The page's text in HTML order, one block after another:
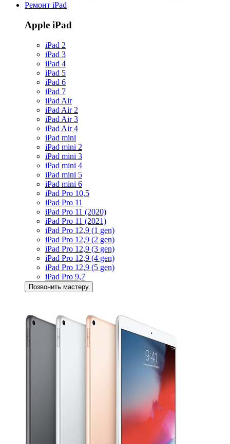
Ремонт iPad
Apple iPad
iPad 2
iPad 3
iPad 4
iPad 5
iPad 6
iPad 7
iPad Air
iPad Air 2
iPad Air 3
iPad Air 4
iPad mini
iPad mini 2
iPad mini 3
iPad mini 4
iPad mini 5
iPad mini 6
iPad Pro 10,5
iPad Pro 11
iPad Pro 11 (2020)
iPad Pro 11 (2021)
iPad Pro 12,9 (1 gen)
iPad Pro 12,9 (2 gen)
iPad Pro 12,9 (3 gen)
iPad Pro 12,9 (4 gen)
iPad Pro 12,9 (5 gen)
iPad Pro 9,7
Позвонить мастеру